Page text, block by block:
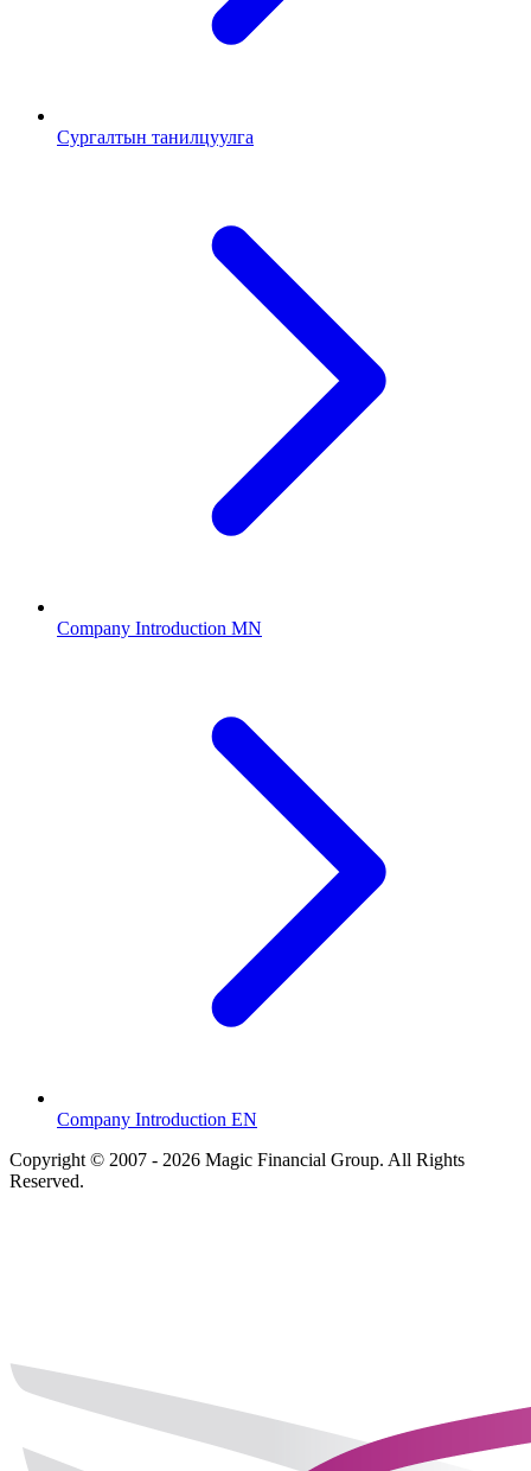
Сургалтын танилцуулга
Company Introduction MN
Company Introduction EN
Copyright © 2007 - 2026 Magic Financial Group. All Rights
Reserved.